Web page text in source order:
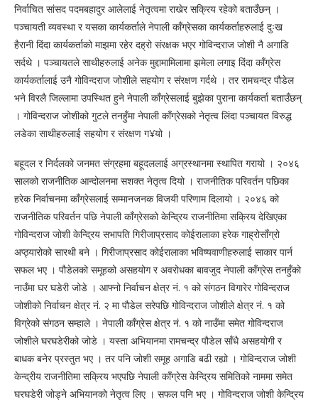
निर्वाचित सांसद पदमबहादुर आलेलाई नेतृत्वमा राखेर सक्रिय रहेको बताउँछन् ।
पञ्चायती व्यवस्था र यसका कार्यकर्ताले नेपाली काँग्रेसका कार्यकर्ताहरुलाई दुःख
हैरानी दिंदा कार्यकर्ताको माझमा रहेर दह्रो संरक्षक भएर गोविन्दराज जोशी नै अगाडि
सर्दथे । पञ्चायतले साथीहरुलाई अनेक मुद्दामामिलामा झमेला लगाइ दिंदा काँग्रेस
कार्यकर्तालाई उनै गोविन्दराज जोशीले सहयोग र संरक्षण गर्दथे । तर रामचन्द्र पौडेल
भने विरलै जिल्लामा उपस्थित हुने नेपाली काँग्रेसलाई बुझेका पुराना कार्यकर्ता बताउँछन्
। गोविन्दराज जोशीको गुटले तनहुँमा नेपाली काँग्रेसको नेतृत्व लिंदा पञ्चायत विरुद्ध
लडेका साथीहरुलाई सहयोग र संरक्षण ग¥यो ।
बहूदल र निर्दलको जनमत संग्रहमा बहूदललाई अग्रस्थानमा स्थापित गरायो । २०४६
सालको राजनीतिक आन्दोलनमा सशक्त नेतृत्व दियो । राजनीतिक परिवर्तन पछिका
हरेक निर्वाचनमा काँग्रेसलाई सम्मानजनक विजयी परिणाम दिलायो । २०४६ को
राजनीतिक परिवर्तन पछि नेपाली काँग्रेसको केन्द्रिय राजनीतिमा सक्रिय देखिएका
गोविन्दराज जोशी केन्द्रिय सभापति गिरीजाप्रसाद कोईरालाका हरेक गाह्रोसाँग्रो
अप्ठ्यारोको सारथी बने । गिरीजाप्रसाद कोईरालाका भविष्यवाणीहरुलाई साकार पार्न
सफल भए । पौडेलको समूहको असहयोग र अवरोधका बावजुद नेपाली काँग्रेस तनहुँको
नाउँमा घर घडेरी जोडे । आफ्नो निर्वाचन क्षेत्र नं. १ को संगठन विगारेर गोविन्दराज
जोशीको निर्वाचन क्षेत्र नं. २ मा पौडेल सरेपछि गोविन्दराज जोशीले क्षेत्र नं. १ को
विग्रेको संगठन सम्हाले । नेपाली काँग्रेस क्षेत्र नं. १ को नाउँमा समेत गोविन्दराज
जोशीले घरघडेरीको जोडे । यस्ता अभियानमा रामचन्द्र पौडेल साँधै असहयोगी र
बाधक बनेर प्रस्तुत भए । तर पनि जोशी समूह अगाडि बढी रह्यो । गोविन्दराज जोशी
केन्द्रीय राजनीतिमा सक्रिय भएपछि नेपाली काँग्रेस केन्द्रिय समितिको नाममा समेत
घरघडेरी जोड्ने अभियानको नेतृत्व लिए । सफल पनि भए । गोविन्दराज जोशी केन्द्रिय